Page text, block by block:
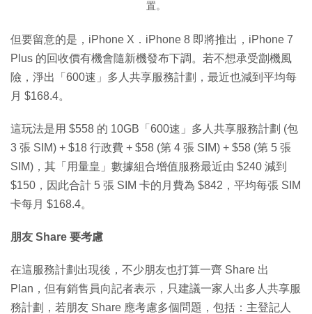
置。
但要留意的是，iPhone X．iPhone 8 即將推出，iPhone 7
Plus 的回收價有機會隨新機發布下調。若不想承受劏機風
險，淨出「600速」多人共享服務計劃，最近也減到平均每
月 $168.4。
這玩法是用 $558 的 10GB「600速」多人共享服務計劃 (包
3 張 SIM) + $18 行政費 + $58 (第 4 張 SIM) + $58 (第 5 張
SIM)，其「用量皇」數據組合增值服務最近由 $240 減到
$150，因此合計 5 張 SIM 卡的月費為 $842，平均每張 SIM
卡每月 $168.4。
朋友 Share 要考慮
在這服務計劃出現後，不少朋友也打算一齊 Share 出
Plan，但有銷售員向記者表示，只建議一家人出多人共享服
務計劃，若朋友 Share 應考慮多個問題，包括：主登記人